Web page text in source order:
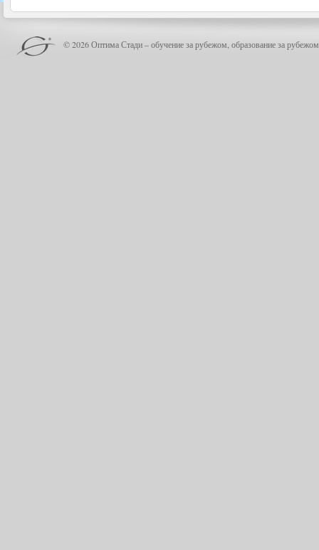
© 2026 Оптима Стади – обучение за рубежом, образование за